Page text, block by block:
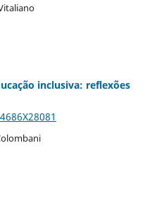
inclusiva: reflexões